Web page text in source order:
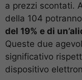
a prezzi scontati.
della 104
del 19% e di
Queste due
significativo
dispositivo